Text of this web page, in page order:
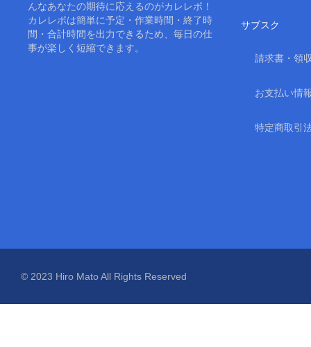
んなあなたの期待に応えるのがカレレポ！
カレレポは簡単に予定・作業時間・終了時
間・合計時間を出力できるため、毎日の仕
事が楽しく短縮できます。
サブスク
請求書・領
お支払い情
特定商取引
© 2023 Hiro Mato All Rights Reserved